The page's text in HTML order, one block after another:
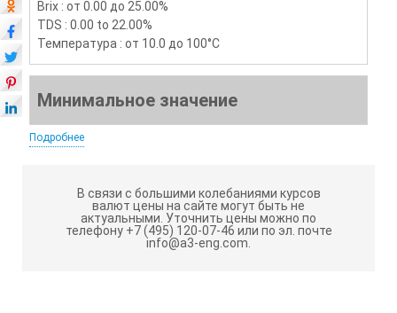
Brix : от 0.00 до 25.00%
TDS : 0.00 to 22.00%
Температура : от 10.0 до 100°C
Минимальное значение
Температура : 0.1°C
Точность измерения
Подробнее
В связи с большими колебаниями курсов
валют цены на сайте могут быть не
актуальными. Уточнить цены можно по
телефону +7 (495) 120-07-46 или по эл. почте
info@a3-eng.com.